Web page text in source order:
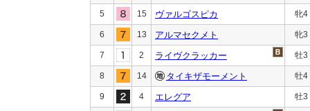
5 15 ヴァルゴスピカ 牝4
6 13 アルマセクメト 牝3
7 2 ライヴクラッカー 牡3
8 14 タイキザモーメント 牡4
9 4 エレグア 牡3